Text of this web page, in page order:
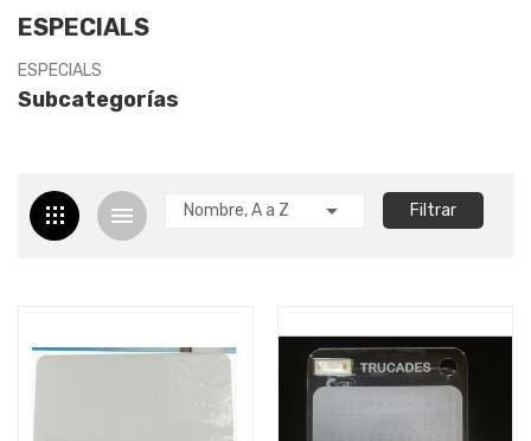
ESPECIALS
ESPECIALS
Subcategorías
Nombre, A a Z  Filtrar